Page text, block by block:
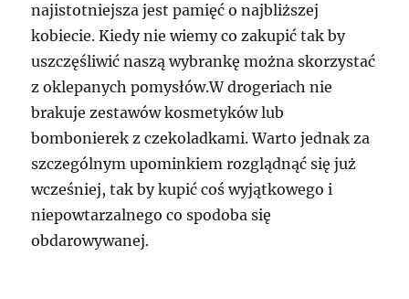
najistotniejsza jest pamięć o najbliższej
kobiecie. Kiedy nie wiemy co zakupić tak by
uszczęśliwić naszą wybrankę można skorzystać
z oklepanych pomysłów.W drogeriach nie
brakuje zestawów kosmetyków lub
bombonierek z czekoladkami. Warto jednak za
szczególnym upominkiem rozglądnąć się już
wcześniej, tak by kupić coś wyjątkowego i
niepowtarzalnego co spodoba się
obdarowywanej.